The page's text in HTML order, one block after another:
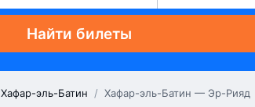
Найти билеты
Хафар-эль-Батин / Хафар-эль-Батин — Эр-Рияд